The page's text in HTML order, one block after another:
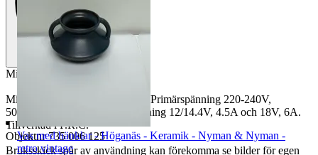
Milwaukee M12-18FC Laddare
Milwaukee M12-18FC laddare. Primärspänning 220-240V,
50/60Hz, 155W. Sekundärspänning 12/14.4V, 4.5A och 18V, 6A.
Tillverkad i P.R.C.
Bruksskick spår av användning kan förekomma se bilder för egen
Objektnr 735 006 125
Vas med hänklar - Höganäs - Keramik - Nyman & Nyman -
retro vintage